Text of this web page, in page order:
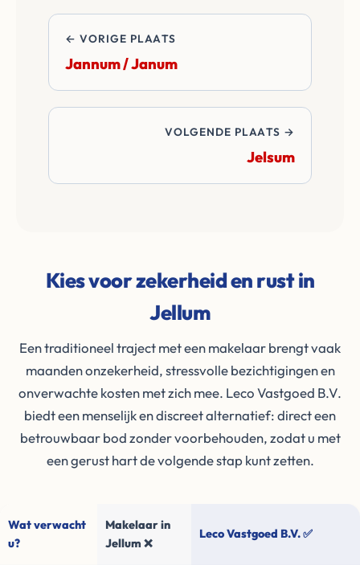
← VORIGE PLAATS
Jannum / Janum
VOLGENDE PLAATS →
Jelsum
Kies voor zekerheid en rust in
Jellum
Een traditioneel traject met een makelaar brengt vaak
maanden onzekerheid, stressvolle bezichtigingen en
onverwachte kosten met zich mee. Leco Vastgoed B.V.
biedt een menselijk en discreet alternatief: direct een
betrouwbaar bod zonder voorbehouden, zodat u met
een gerust hart de volgende stap kunt zetten.
Wat verwacht
u?
Makelaar in
Jellum ❌
Leco Vastgoed B.V. ✅